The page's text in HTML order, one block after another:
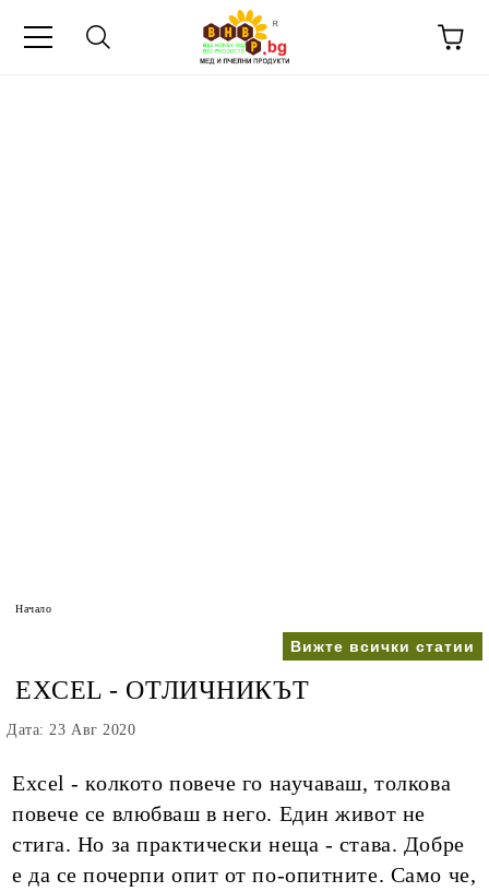
Начало
Вижте всички статии
EXCEL - ОТЛИЧНИКЪТ
Дата: 23 Авг 2020
Excel - колкото повече го научаваш, толкова
повече се влюбваш в него. Един живот не
стига. Но за практически неща - става. Добре
е да се почерпи опит от по-опитните. Само че,